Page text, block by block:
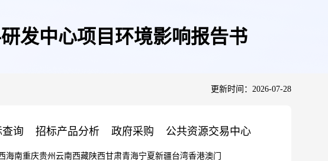
发中心项目环境影响报告书
更新时间：2026-07-28
询 招标产品分析 政府采购 公共资源交易中心
海南重庆贵州 云南西藏陕西甘肃青海宁夏新疆台湾香港澳门